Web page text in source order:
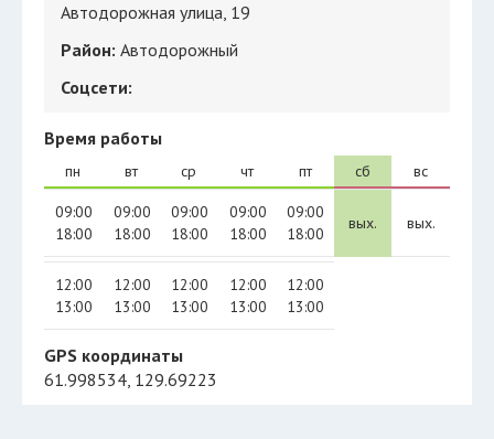
Автодорожная улица, 19
Район: Автодорожный
Соцсети:
Время работы
пн
09:00
18:00
12:00
13:00
вт
09:00
18:00
12:00
13:00
ср
09:00
18:00
12:00
13:00
чт
09:00
18:00
12:00
13:00
пт
09:00
18:00
12:00
13:00
сб
вых.
вс
вых.
GPS координаты
61.998534, 129.69223